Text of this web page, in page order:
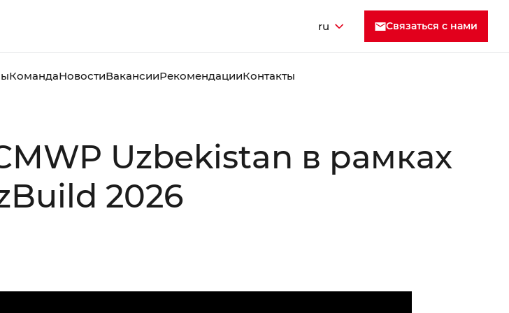
ru Cвязаться с нами
КомандаНовостиВакансииРекомендацииКонтакты
Uzbekistan в рамках
2026